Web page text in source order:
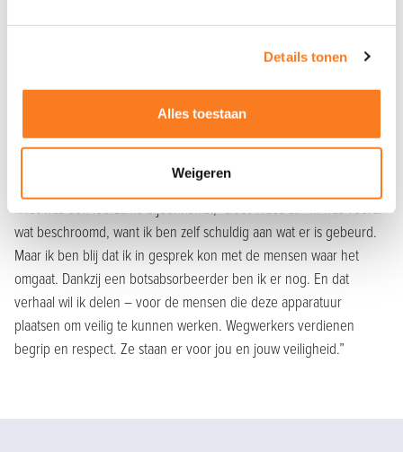
Details tonen
Alles toestaan
Weigeren
lopen ook al jaren. Maar ze werken wel. Het kost tijd. Je moet
blijven herhalen, blijven uitleggen, blijven vertellen.”
De bewustwording en aandacht voor veiligheid vraagt niet alleen
ook blijven doen. Er zijn genoeg verhalen die mensen op de weg
aanspreken en de boodschap een emotionele lading geven.
“Het was een leerzame bijeenkomst,” sloot Waes af. “Ik was vooraf
wat beschroomd, want ik ben zelf schuldig aan wat er is gebeurd.
Maar ik ben blij dat ik in gesprek kon met de mensen waar het
omgaat. Dankzij een botsabsorbeerder ben ik er nog. En dat
verhaal wil ik delen – voor de mensen die deze apparatuur
plaatsen om veilig te kunnen werken. Wegwerkers verdienen
begrip en respect. Ze staan er voor jou en jouw veiligheid.”